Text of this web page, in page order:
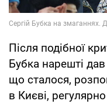
Після подібної
Бубка нарешті
що сталося,
в Києві,